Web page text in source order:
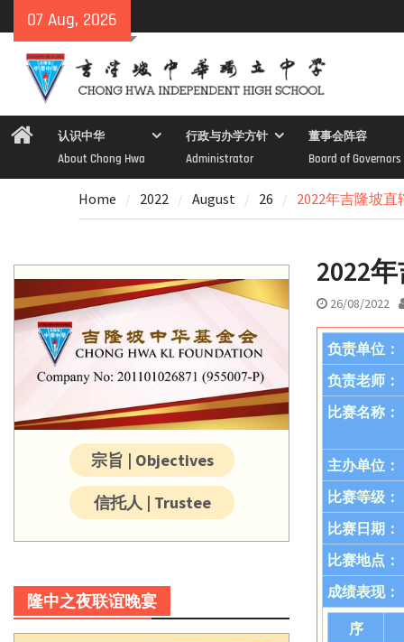
to
content
07 Aug, 2026
Home认识中华
About Chong Hwa
行政与办学方针
Administrator
董事会阵容
Board of Governors
Home 2022 August 26 2022年吉隆坡
2022
26/08/2022
负责单位：
负责老师：
比赛名称：
主办单位：
比赛等级：
比赛日期：
比赛地点：
成绩表现：
序
宗旨 | Objectives
信托人 | Trustee
隆中之夜联谊晚宴